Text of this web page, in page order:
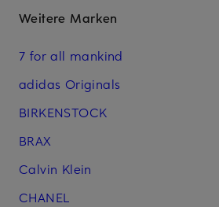
Weitere Marken
7 for all mankind
adidas Originals
BIRKENSTOCK
BRAX
Calvin Klein
CHANEL